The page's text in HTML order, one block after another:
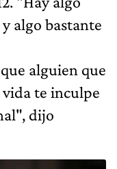
algo bastante
alguien que
vida te inculpe
dijo